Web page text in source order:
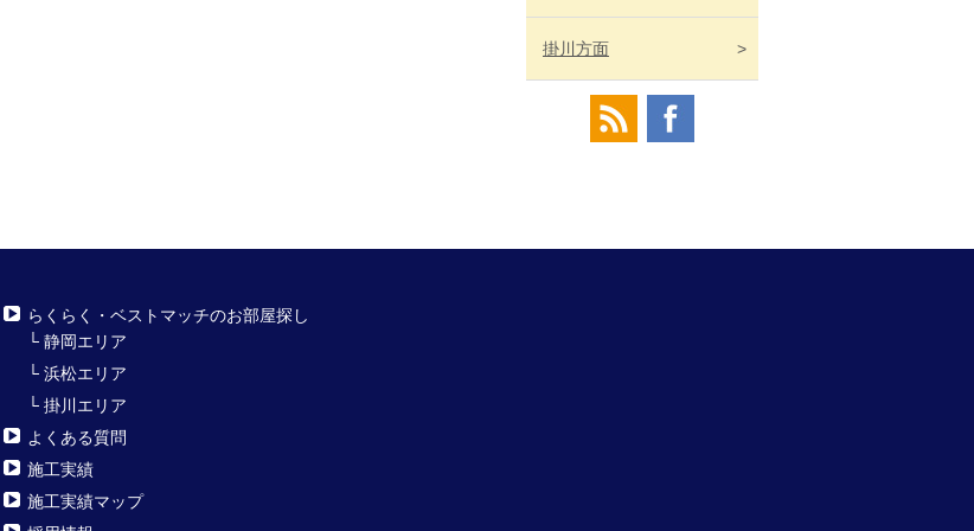
掛川 方面
らくらく・ベストマッチのお部屋探し
└ 静岡エリア
└ 浜松エリア
└ 掛川エリア
よくある質問
施工実績
施工実績マップ